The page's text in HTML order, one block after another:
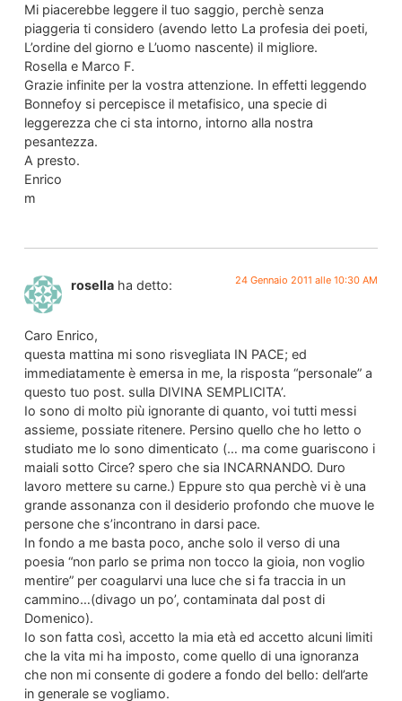
Mi piacerebbe leggere il tuo saggio, perchè senza
piaggeria ti considero (avendo letto La profesia dei poeti,
L’ordine del giorno e L’uomo nascente) il migliore.
Rosella e Marco F.
Grazie infinite per la vostra attenzione. In effetti leggendo
Bonnefoy si percepisce il metafisico, una specie di
leggerezza che ci sta intorno, intorno alla nostra
pesantezza.
A presto.
Enrico
m
rosella ha detto: 24 Gennaio 2011 alle 10:30 AM
Caro Enrico,
questa mattina mi sono risvegliata IN PACE; ed
immediatamente è emersa in me, la risposta “personale” a
questo tuo post. sulla DIVINA SEMPLICITA’.
Io sono di molto più ignorante di quanto, voi tutti messi
assieme, possiate ritenere. Persino quello che ho letto o
studiato me lo sono dimenticato (… ma come guariscono i
maiali sotto Circe? spero che sia INCARNANDO. Duro
lavoro mettere su carne.) Eppure sto qua perchè vi è una
grande assonanza con il desiderio profondo che muove le
persone che s’incontrano in darsi pace.
In fondo a me basta poco, anche solo il verso di una
poesia “non parlo se prima non tocco la gioia, non voglio
mentire” per coagularvi una luce che si fa traccia in un
cammino…(divago un po’, contaminata dal post di
Domenico).
Io son fatta così, accetto la mia età ed accetto alcuni limiti
che la vita mi ha imposto, come quello di una ignoranza
che non mi consente di godere a fondo del bello: dell’arte
in generale se vogliamo.